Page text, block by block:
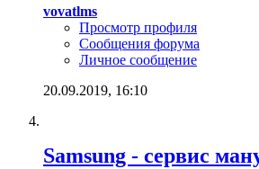
vovatlms
Просмотр профиля
Сообщения форума
Личное сообщение
20.09.2019, 16:10
Samsung - cервис